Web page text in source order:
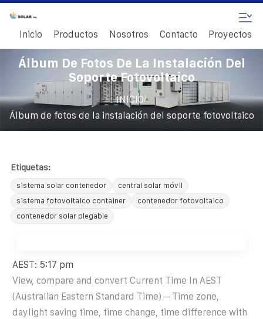
Inicio Productos Nosotros Contacto Proyectos
Álbum De Fotos De La Instalación Del
Soporte Fotovoltaico
INICIO/
Álbum de fotos de la instalación del soporte fotovoltaico
Etiquetas:
sistema solar contenedor
central solar móvil
sistema fotovoltaico container
contenedor fotovoltaico
contenedor solar plegable
AEST: 5:17 pm
View, compare and convert Current Time In AEST
(Australian Eastern Standard Time) – Time zone,
daylight saving time, time change, time difference with